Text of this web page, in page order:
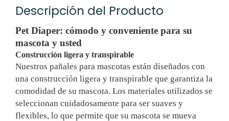
Descripción del Producto
Pet Diaper: cómodo y conveniente para su
mascota y usted
Construcción ligera y transpirable
Nuestros pañales para mascotas están diseñados con
una construcción ligera y transpirable que garantiza la
comodidad de su mascota. Los materiales utilizados se
seleccionan cuidadosamente para ser suaves y
flexibles, lo que permite que su mascota se mueva